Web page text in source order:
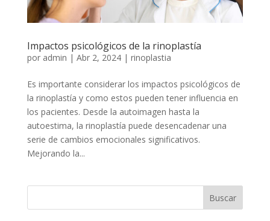
Impactos psicológicos de la rinoplastía
por admin | Abr 2, 2024| rinoplastia
Es importante considerar los impactos psicológicos de
la rinoplastía y como estos pueden tener influencia en
los pacientes. Desde la autoimagen hasta la
autoestima, la rinoplastía puede desencadenar una
serie de cambios emocionales significativos.
Mejorando la...
Buscar